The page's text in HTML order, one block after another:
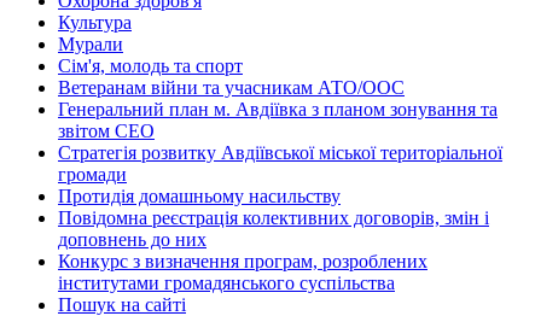
Культура
Мурали
Сім'я, молодь та спорт
Ветеранам війни та учасникам АТО/ООС
Генеральний план м. Авдіївка з планом зонування та
звітом СЕО
Стратегія розвитку Авдіївської міської територіальної
громади
Протидія домашньому насильству
Повідомна реєстрація колективних договорів, змін і
доповнень до них
Конкурс з визначення програм, розроблених
інститутами громадянського суспільства
Пошук на сайті